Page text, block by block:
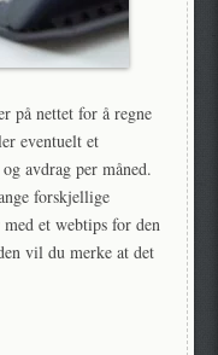
på nettet for å regne
eventuelt et
avdrag per måned.
forskjellige
et webtips for den
vil du merke at det